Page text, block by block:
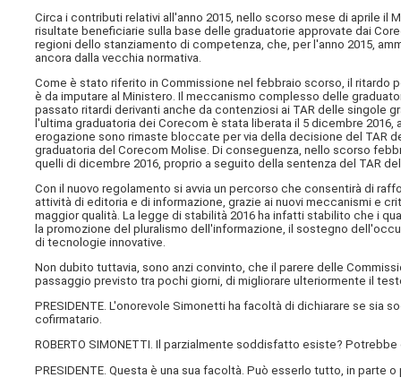
Circa i contributi relativi all'anno 2015, nello scorso mese di aprile
risultate beneficiarie sulla base delle graduatorie approvate dai
regioni dello stanziamento di competenza, che, per l'anno 2015,
ancora dalla vecchia normativa.
Come è stato riferito in Commissione nel febbraio scorso, il ritardo
è da imputare al Ministero. Il meccanismo complesso delle
passato ritardi derivanti anche da contenziosi ai TAR delle singole
l'ultima graduatoria dei Corecom è stata liberata il 5 dicembre
erogazione sono rimaste bloccate per via della decisione del TAR
graduatoria del Corecom Molise. Di conseguenza, nello scorso
quelli di dicembre 2016, proprio a seguito della sentenza del TAR
Con il nuovo regolamento si avvia un percorso che consentirà di
attività di editoria e di informazione, grazie ai nuovi meccanismi e
maggior qualità. La legge di stabilità 2016 ha infatti stabilito che i
la promozione del pluralismo dell'informazione, il sostegno
di tecnologie innovative.
Non dubito tuttavia, sono anzi convinto, che il parere delle
passaggio previsto tra pochi giorni, di migliorare ulteriormente il
PRESIDENTE. L'onorevole Simonetti ha facoltà di dichiarare se sia
cofirmatario.
ROBERTO SIMONETTI. Il parzialmente soddisfatto esiste?
PRESIDENTE. Questa è una sua facoltà. Può esserlo tutto, in parte o